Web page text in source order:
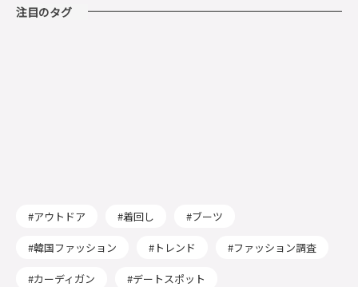
注目のタグ
アウトドア 着回し ブーツ
韓国ファッション トレンド ファッション調査
カーディガン デートスポット